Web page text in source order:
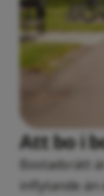
Att bo i
Bostadsrätt
inflytande